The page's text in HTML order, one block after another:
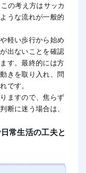
の考え方はサッカ
うな流れが一般的
軽い歩行から始め
出ないことを確認
す。最終的には方
きを取り入れ、問
です。
ますので、焦らず
断に迷う場合は、
常生活の工夫と